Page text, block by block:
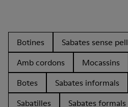
Botines Sabates sense pell
Amb cordons
Mocassins
Botes
Sabates informals
Sabatilles
Sabates formals